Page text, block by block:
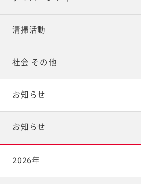
清掃活動
社会 その他
お知らせ
お知らせ
2026年